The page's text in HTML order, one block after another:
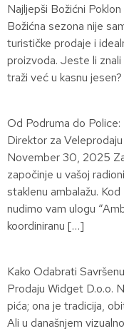
Najljepši Božićni
Božićna sezona nije
turističke prodaje i
proizvoda. Jeste li znali
traži već u kasnu
Od Podruma do Police:
Direktor za
November 30, 2025
započinje u vašoj
staklenu ambalažu.
nudimo vam ulogu
koordiniranu […]
Kako Odabrati
Prodaju Widget D.o.o.
pića; ona je tradicija,
Ali u današnjem